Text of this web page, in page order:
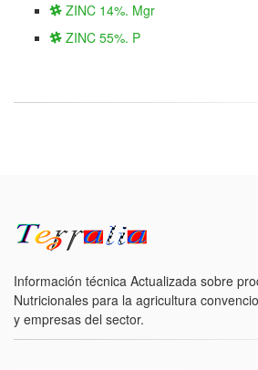
ZINC 14%. Mgr
ZINC 55%. P
Información técnica Actualizada sobre
Nutricionales para la agricultura
y empresas del sector.